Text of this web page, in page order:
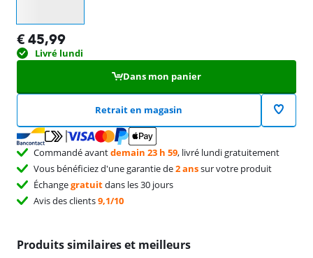
€ 45,99
Livré lundi
Dans mon panier
Retrait en magasin
Commandé avantdemain 23 h 59, livré lundi gratuitement
Vous bénéficiez d'une garantie de2 anssur votre produit
Échangegratuitdans les 30 jours
Avis des clients9,1/10
Produits similaires et meilleurs